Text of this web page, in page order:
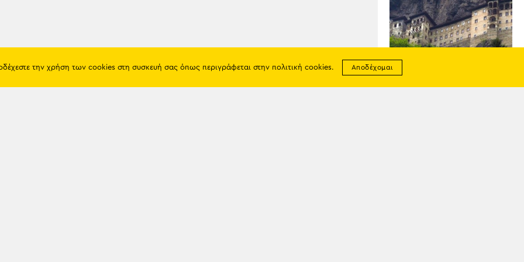
την χρήση των cookies στη συσκευή σας όπως περιγράφεται στην πολιτική cookies. Αποδέχομαι